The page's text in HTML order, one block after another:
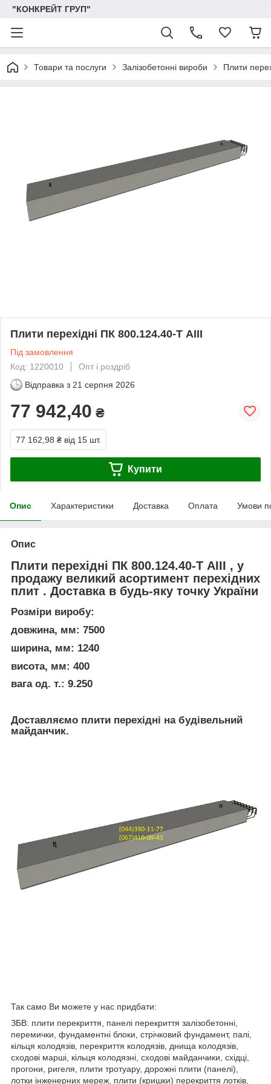
"КОНКРЕЙТ ГРУП"
Товари та послуги Залізобетонні вироби Плити
Плити перехідні ПК 800.124.40-Т АІІІ
Під замовлення
Код: 1220010
Опт і роздріб
Відправка з 21 серпня 2026
77 942,40 ₴
77 162,98 ₴ від 15 шт.
Купити
Опис Характеристики Доставка Оплата Умови
Опис
Плити перехідні ПК 800.124.40-Т АІІІ , у
продажу великий асортимент перехідних
плит . Доставка в будь-яку точку України
Розміри виробу:
довжина, мм: 7500
ширина, мм: 1240
висота, мм: 400
вага од. т.: 9.250
Доставляємо плити перехідні на будівельний
майданчик.
Так само Ви можете у нас придбати:
ЗБВ: плити перекриття, панелі перекриття залізобетонні,
перемички, фундаментні блоки, стрічковий фундамент, палі,
кільця колодязів, перекриття колодязів, днища колодязів,
сходові марші, кільця колодязні, сходові майданчики, східці,
прогони, ригеля, плити тротуару, дорожні плити (панелі),
лотки інженерних мереж, плити (кришки) перекриття лотків,